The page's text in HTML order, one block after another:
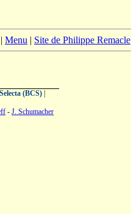
| Menu | Site de Philippe Remacle
(BCS)
- J. Schumacher